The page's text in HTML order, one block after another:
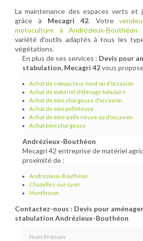
La maintenance des espaces verts et
grâce à Mecagri 42. Votre
motoculture à Andrézieux-Bouthéon
variété d'outils adaptés à tous les
végétations.
En plus de ses services : Devis pour
stabulation, Mecagri 42vous
Achat de compacteur neuf ou d'occasion
Achat de matériel d’élevage tubulaire
Achat de mini chargeuse d'occasion
Achat de mini pelleteuse
Achat de mini-pelle neuve ou d'occasion
Achat mini chargeuse
Andrézieux-Bouthéon
Mecagri 42 entreprise de matériel
proximité de :
Andrézieux-Bouthéon
Chazelles-sur-Lyon
Montbrison
Contactez-nous : Devis pour
stabulation Andrézieux-Bouthéon